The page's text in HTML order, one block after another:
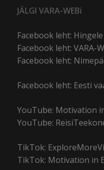
JÄLGI VARA-WEBi
Facebook leht:
Facebook leht: VARA-
Facebook leht:
Facebook leht: Eesti
YouTube: Motivation
YouTube:
TikTok:
TikTok: Motivation in